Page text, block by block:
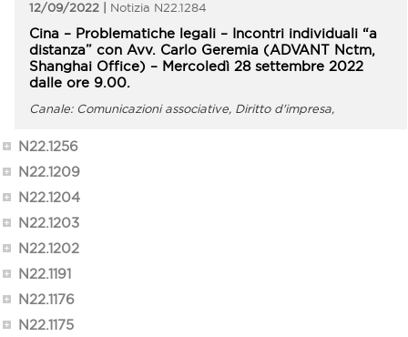
12/09/2022 N22.1284
Cina – Problematiche legali – Incontri individuali “a
distanza” con Avv. Carlo Geremia (ADVANT Nctm,
Shanghai Office) – Mercoledì 28 settembre 2022
dalle ore 9.00.
Comunicazioni associative, Diritto d'impresa,
N22.1256
N22.1209
N22.1204
N22.1203
N22.1202
N22.1191
N22.1176
N22.1175